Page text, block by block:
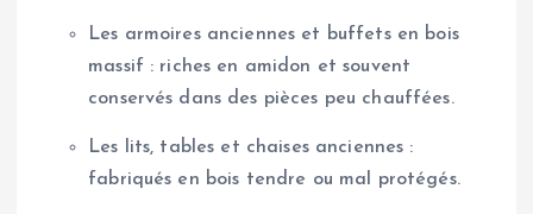
Les armoires anciennes et buffets en bois
massif : riches en amidon et souvent
conservés dans des pièces peu chauffées.
Les lits, tables et chaises anciennes :
fabriqués en bois tendre ou mal protégés.